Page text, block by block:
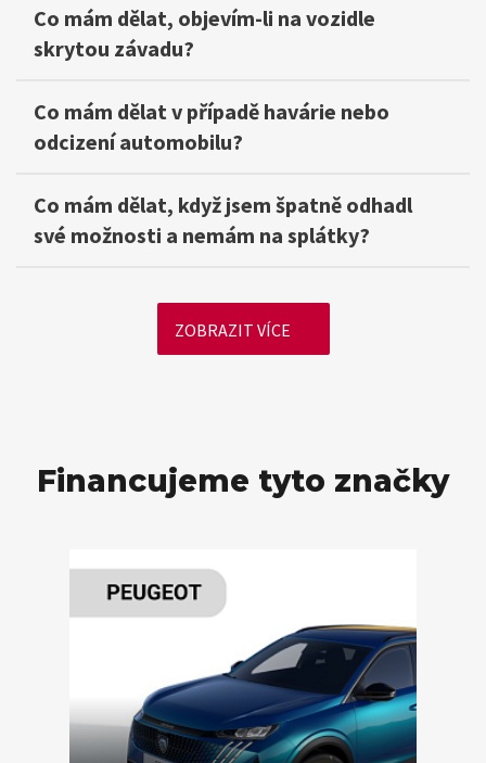
Co mám dělat, objevím-li na vozidle
skrytou závadu?
Co mám dělat v případě havárie nebo
odcizení automobilu?
Co mám dělat, když jsem špatně odhadl
své možnosti a nemám na splátky?
ZOBRAZIT VÍCE
Financujeme tyto značky
VÍCE ZDE